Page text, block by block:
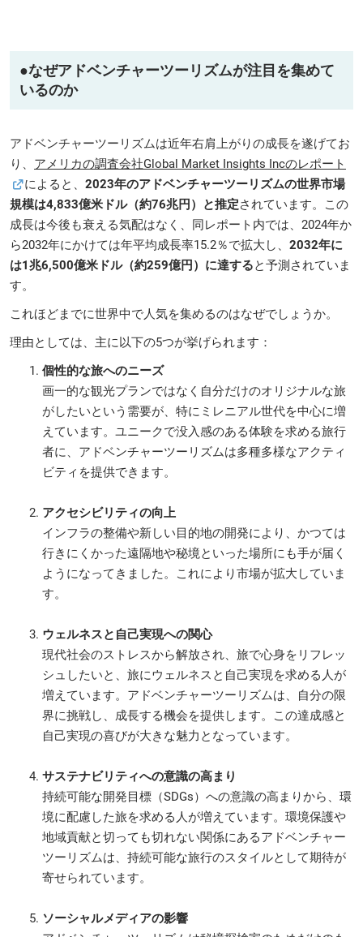
●なぜアドベンチャーツーリズムが注目を集めて
いるのか
アドベンチャーツーリズムは近年右肩上がりの成長を遂げてお
り、 アメリカの調査会社Global Market Insights Incのレポート
によると、 2023年のアドベンチャーツーリズムの世界市場
規模は4,833億米ドル（約76兆円）と推定されています。この
成長は今後も衰える気配はなく、同レポート内では、2024年か
ら2032年にかけては年平均成長率15.2％で拡大し、 2032年に
は1兆6,500億米ドル（約259億円）に達すると予測されていま
す。
これほどまでに世界中で人気を集めるのはなぜでしょうか。
理由としては、主に以下の5つが挙げられます：
個性的な旅へのニーズ
画一的な観光プランではなく自分だけのオリジナルな旅
がしたいという需要が、特にミレニアル世代を中心に増
えています。ユニークで没入感のある体験を求める旅行
者に、アドベンチャーツーリズムは多種多様なアクティ
ビティを提供できます。
アクセシビリティの向上
インフラの整備や新しい目的地の開発により、かつては
行きにくかった遠隔地や秘境といった場所にも手が届く
ようになってきました。これにより市場が拡大していま
す。
ウェルネスと自己実現への関心
現代社会のストレスから解放され、旅で心身をリフレッ
シュしたいと、旅にウェルネスと自己実現を求める人が
増えています。アドベンチャーツーリズムは、自分の限
界に挑戦し、成長する機会を提供します。この達成感と
自己実現の喜びが大きな魅力となっています。
サステナビリティへの意識の高まり
持続可能な開発目標（SDGs）への意識の高まりから、環
境に配慮した旅を求める人が増えています。環境保護や
地域貢献と切っても切れない関係にあるアドベンチャー
ツーリズムは、持続可能な旅行のスタイルとして期待が
寄せられています。
ソーシャルメディアの影響